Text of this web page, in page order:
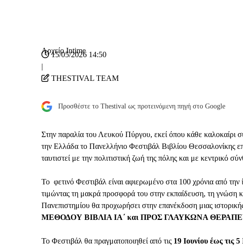
Αρχείο Intime
15/05/2026 14:50
|
THESTIVAL TEAM
Προσθέστε το Thestival ως προτεινόμενη πηγή στο Google
Στην παραλία του Λευκού Πύργου, εκεί όπου κάθε καλοκαίρι
την Ελλάδα το Πανελλήνιο Φεστιβάλ Βιβλίου Θεσσαλονίκης
ταυτιστεί με την πολιτιστική ζωή της πόλης και με κεντρικό
Το φετινό Φεστιβάλ είναι αφιερωμένο στα 100 χρόνια από την
τιμώντας τη μακρά προσφορά του στην εκπαίδευση, τη γνώση
Πανεπιστημίου θα προχωρήσει στην επανέκδοση μιας
ΜΕΘΟΔΟΥ ΒΙΒΛΙΑ ΙΑ΄ και ΠΡΟΣ ΓΛΑΥΚΩΝΑ
Το Φεστιβάλ θα πραγματοποιηθεί από τις 19 Ιουνίου έως τις 5